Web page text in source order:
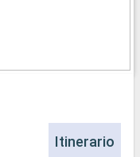
Itinerario